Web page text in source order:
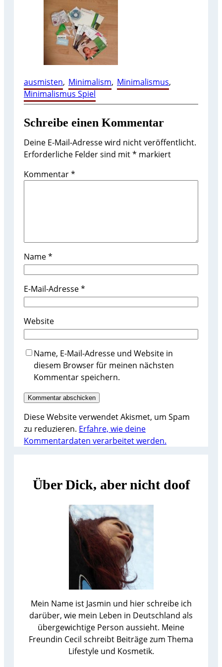
ausmisten, Minimalism, Minimalismus,
Minimalismus Spiel
Schreibe einen Kommentar
Deine E-Mail-Adresse wird nicht veröffentlicht.
Erforderliche Felder sind mit* markiert
Kommentar*
Name*
E-Mail-Adresse*
Website
Name, E-Mail-Adresse und Website in
diesem Browser für meinen nächsten
Kommentar speichern.
Diese Website verwendet Akismet, um Spam
zu reduzieren. Erfahre, wie deine
Kommentardaten verarbeitet werden.
Über Dick, aber nicht doof
Mein Name ist Jasmin und hier schreibe ich
darüber, wie mein Leben in Deutschland als
übergewichtige Person aussieht. Meine
Freundin Cecil schreibt Beiträge zum Thema
Lifestyle und Kosmetik.